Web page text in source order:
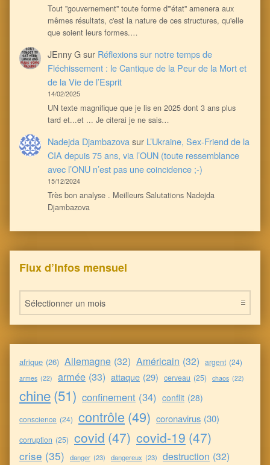
Tout ''gouvernement'' toute forme d'''état'' amenera aux
mêmes résultats, c'est la nature de ces structures, qu'elle
que soient leurs formes.…
JEnny Gsur Réflexions sur notre temps de
Fléchissement : le Cantique de la Peur de la Mort et
de la Vie de l’Esprit
14/02/2025
UN texte magnifique que je lis en 2025 dont 3 ans plus
tard et...et ... Je citerai je ne sais…
Nadejda Djambazovasur L’Ukraine, Sex-Friend de la
CIA depuis 75 ans, via l’OUN (toute ressemblance
avec l’ONU n’est pas une coincidence ;-)
15/12/2024
Très bon analyse . Meilleurs Salutations Nadejda
Djambazova
Flux d’Infos mensuel
Flux d’Infos mensuel
afrique (26) Allemagne (32) Américain (32) argent (24)
armes (22) armée (33) attaque (29) cerveau (25) chaos (22)
chine(51) confinement (34) conflit (28)
conscience (24) contrôle (49) coronavirus (30)
corruption (25) covid (47) covid-19 (47)
crise (35) danger (23) dangereux (23) destruction (32)